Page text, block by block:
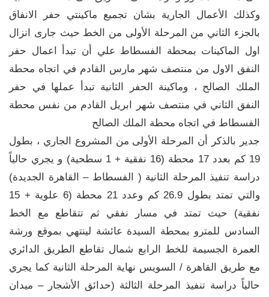
وكذلك الأعمال الجارية بشان تجميع ماكينتي حفر الانفاق
بالجزء الثاني من المرحلة الأولى من الخط حيث جارى انزال
اول الماكينات بمحطة الفسطاط علي أن تبدأ اعمال حفر
النفق الاول من منتصف شهر مارس القادم في اتجاه محطة
الملك الصالح ، وماكينة الحفر الثانية تبدأ عملها في حفر
النفق الثاني في منتصف شهر ابريل القادم من نفس محطة
الفسطاط في اتجاه محطة الملك الصالح
جدير بالذكر أن المرحلة الأولى من المشروع الجاري ، بطول
19 كم بعدد 17 محطة (16 نفقية + 1 سطحية) و يجري حالياً
دراسة تنفيذ المرحلة الثانية ( الفسطاط – القاهرة الجديدة)
والتي تمتد بطول 26.9 كم وعدد 21 محطة (6 علوية + 15
نفقية) حيث تمتد في مسار نفقي ثم تتقاطع مع الخط
السادس للمترو بمحطة السيدة عائشة لينتهي بموقع ورشة
العمرة الجسيمة للخط الرابع شمال تقاطع الطريق الدائري
مع طريق القاهرة / السويس نهاية المرحلة الثانية كما يجري
حالياً دراسة تنفيذ المرحلة الثالثة (حدائق الأشجار – ميدان